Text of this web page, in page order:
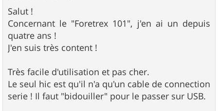
s
s
a
g
e
Salut !
Concernant le "Foretrex 101", j'en ai un depuis
quatre ans !
J'en suis très content !
Très facile d'utilisation et pas cher.
Le seul hic est qu'il n'a qu'un cable de connection
serie ! Il faut "bidouiller" pour le passer sur USB.